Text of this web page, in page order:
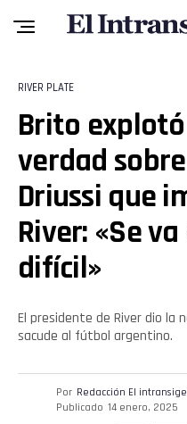
RIVER PLATE
Brito
verdad
Driussi que
River: «Se
difícil»
El presidente de River dio la
sacude al fútbol argentino.
Por Redacción El
Publicado 14 enero, 2025
Reddit
Pinterest